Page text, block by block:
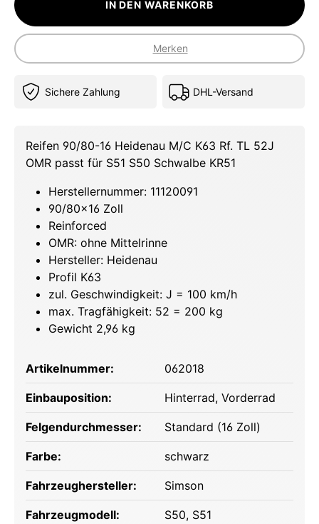
IN DEN WARENKORB
Merken
Sichere Zahlung DHL-Versand
Reifen 90/80-16 Heidenau M/C K63 Rf. TL 52J
OMR passt für S51 S50 Schwalbe KR51
Herstellernummer: 11120091
90/80x16 Zoll
Reinforced
OMR: ohne Mittelrinne
Hersteller: Heidenau
Profil K63
zul. Geschwindigkeit: J = 100 km/h
max. Tragfähigkeit: 52 = 200 kg
Gewicht 2,96 kg
Artikelnummer: 062018
Einbauposition: Hinterrad, Vorderrad
Felgendurchmesser: Standard (16 Zoll)
Farbe: schwarz
Fahrzeughersteller: Simson
Fahrzeugmodell: S50, S51